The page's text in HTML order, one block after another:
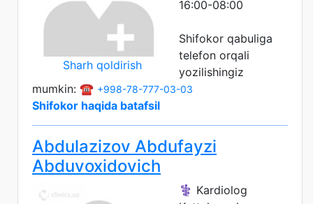
Sharh qoldirish
16:00-08:00
Shifokor qabuliga
telefon orqali
yozilishingiz
mumkin: ☎️ +998-78-777-03-03
Shifokor haqida batafsil
Abdulazizov Abdufayzi
Abduvoxidovich
⚕️ Kardiolog